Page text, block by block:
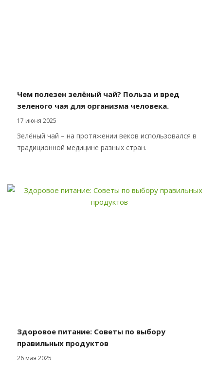
Чем полезен зелёный чай? Польза и вред
зеленого чая для организма человека.
17 июня 2025
Зелёный чай – на протяжении веков использовался в
традиционной медицине разных стран.
Здоровое питание: Советы по выбору
правильных продуктов
26 мая 2025